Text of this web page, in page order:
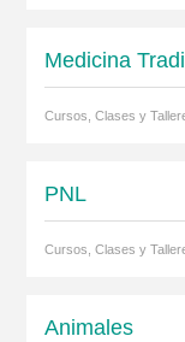
Medicina
Cursos, Clases y
PNL
Cursos, Clases y
Animales